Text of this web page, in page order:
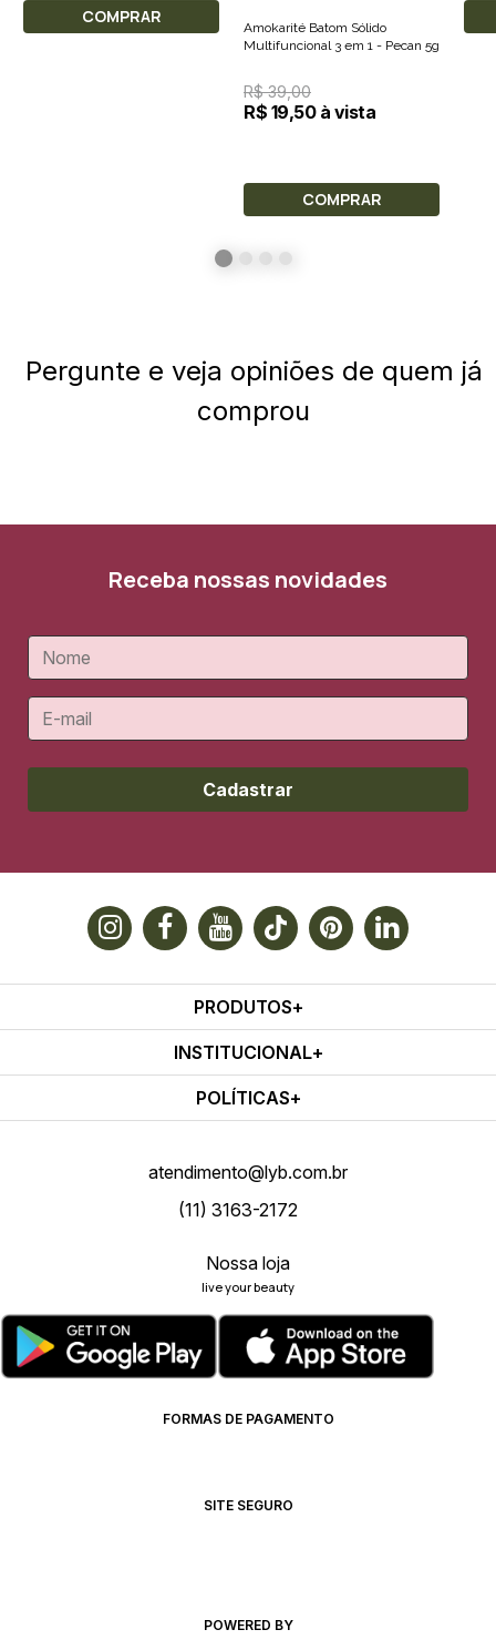
COMPRAR
Amokarité Batom Sólido
Multifuncional 3 em 1 - Pecan 5g
R$ 39,00
R$ 19,50 à vista
COMPRAR
Pergunte e veja opiniões de quem já
comprou
Receba nossas novidades
Cadastrar
PRODUTOS
INSTITUCIONAL
POLÍTICAS
atendimento@lyb.com.br
(11) 3163-2172
Nossa loja
live your beauty
FORMAS DE PAGAMENTO
SITE SEGURO
POWERED BY